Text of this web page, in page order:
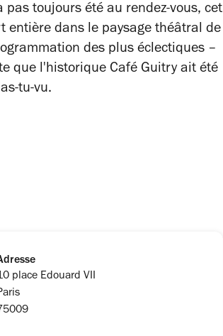
pas toujours été au rendez-vous, cet
entière dans le paysage théâtral de
des plus éclectiques –
que l'historique Café Guitry ait été
tu-vu.
place Edouard VII